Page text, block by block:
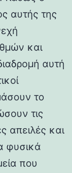
αυτής της
και
αυτή
το
τις
απειλές και
φυσικά
που